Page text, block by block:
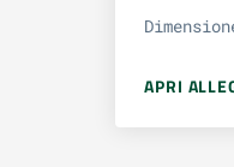
APRI
APRI